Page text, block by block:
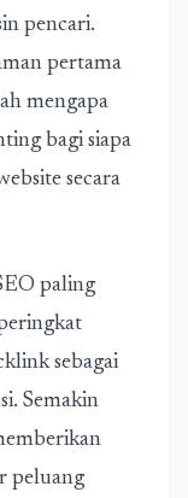
pencari.
pertama
mengapa
bagi siapa
secara
paling
sebagai
Semakin
peluang